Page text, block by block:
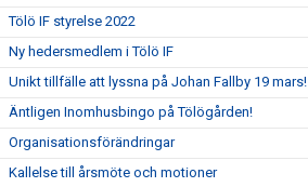
Tölö IF styrelse 2022
Ny hedersmedlem i Tölö IF
Unikt tillfälle att lyssna på Johan Fallby 19 mars!
Äntligen Inomhusbingo på Tölögården!
Organisationsförändringar
Kallelse till årsmöte och motioner